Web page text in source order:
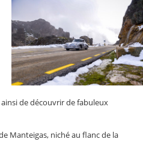
de découvrir de fabuleux
Manteigas, niché au flanc de la